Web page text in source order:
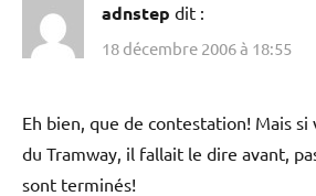
adnstep dit :
18 décembre 2006 à 18:55
Eh bien, que de contestation! Mais si
du Tramway, il fallait le dire avant,
sont terminés!